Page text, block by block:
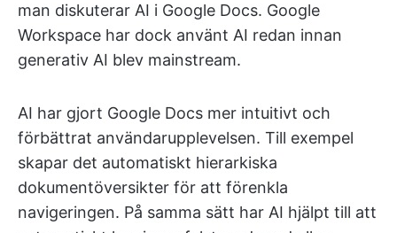
man diskuterar AI i Google Docs. Google
Workspace har dock använt AI redan innan
generativ AI blev mainstream.
AI har gjort Google Docs mer intuitivt och
förbättrat användarupplevelsen. Till exempel
skapar det automatiskt hierarkiska
dokumentöversikter för att förenkla
navigeringen. På samma sätt har AI hjälpt till att